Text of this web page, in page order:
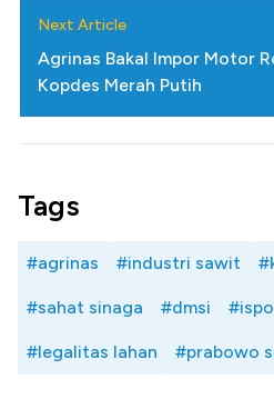
Next Article
Agrinas Bakal Impor Motor
Kopdes Merah Putih
Tags
#agrinas #industri sawit
#sahat sinaga #dmsi #ispo
#legalitas lahan #prabowo